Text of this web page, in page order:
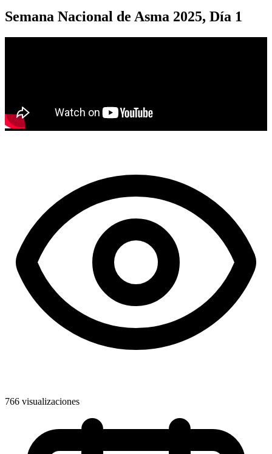
Semana Nacional de Asma 2025, Día 1
766 visualizaciones